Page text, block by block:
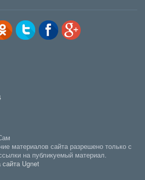
материалов сайта разрешено только с
на публикуемый материал.
Ugnet